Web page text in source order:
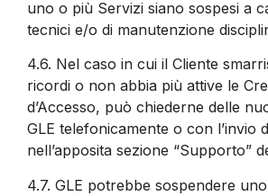
uno o più Servizi siano sospesi a
tecnici e/o di manutenzione
4.6. Nel caso in cui il Cliente
ricordi o non abbia più attive le
d’Accesso, può chiederne delle
GLE telefonicamente o con l’invio
nell’apposita sezione “Supporto”
4.7. GLE potrebbe sospendere